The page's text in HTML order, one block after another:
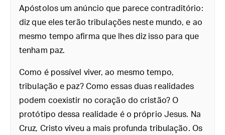
Apóstolos um anúncio que parece contraditório:
diz que eles terão tribulações neste mundo, e ao
mesmo tempo afirma que lhes diz isso para que
tenham paz.
Como é possível viver, ao mesmo tempo,
tribulação e paz? Como essas duas realidades
podem coexistir no coração do cristão? O
protótipo dessa realidade é o próprio Jesus. Na
Cruz, Cristo viveu a mais profunda tribulação. Os